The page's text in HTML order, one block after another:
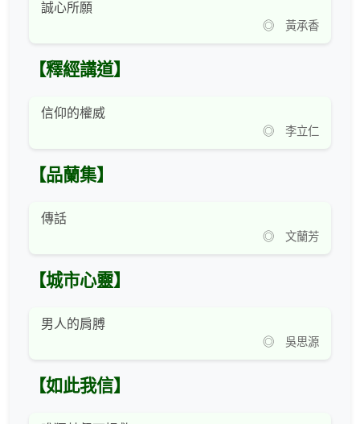
誠心所願
◎ 黃承香
【釋經講道】
信仰的權威
◎ 李立仁
【品蘭集】
傳話
◎ 文蘭芳
【城市心靈】
男人的肩膊
◎ 吳思源
【如此我信】